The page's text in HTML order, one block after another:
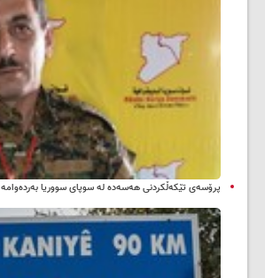
پرۆسەی تێکەڵکردنی هەسەدە لە سوپای سووریا بەردەوامە